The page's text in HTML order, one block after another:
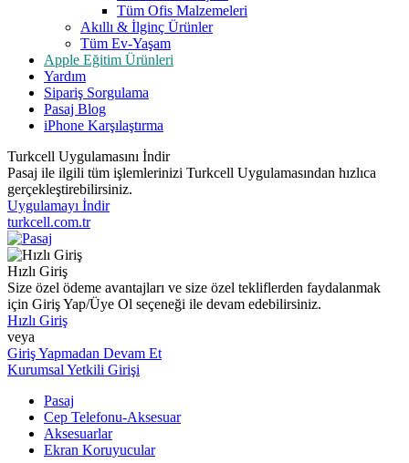
Tüm Ofis Malzemeleri
Akıllı & İlginç Ürünler
Tüm Ev-Yaşam
Apple Eğitim Ürünleri
Yardım
Sipariş Sorgulama
Pasaj Blog
iPhone Karşılaştırma
Turkcell Uygulamasını İndir
Pasaj ile ilgili tüm işlemlerinizi Turkcell Uygulamasından hızlıca
gerçekleştirebilirsiniz.
Uygulamayı İndir
turkcell.com.tr
Hızlı Giriş
Size özel ödeme avantajları ve size özel tekliflerden faydalanmak
için Giriş Yap/Üye Ol seçeneği ile devam edebilirsiniz.
Hızlı Giriş
veya
Giriş Yapmadan Devam Et
Kurumsal Yetkili Girişi
Pasaj
Cep Telefonu-Aksesuar
Aksesuarlar
Ekran Koruyucular